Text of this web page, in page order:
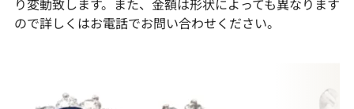
り変動致します。また、金額は形状によっても異なります
ので詳しくはお電話でお問い合わせください。